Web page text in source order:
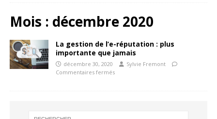
Mois : décembre 2020
La gestion de l’e-réputation : plus
importante que jamais
décembre 30, 2020
Sylvie Fremont
Commentaires fermés